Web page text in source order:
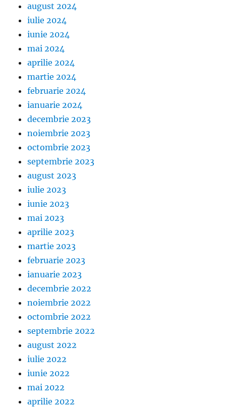
august 2024
iulie 2024
iunie 2024
mai 2024
aprilie 2024
martie 2024
februarie 2024
ianuarie 2024
decembrie 2023
noiembrie 2023
octombrie 2023
septembrie 2023
august 2023
iulie 2023
iunie 2023
mai 2023
aprilie 2023
martie 2023
februarie 2023
ianuarie 2023
decembrie 2022
noiembrie 2022
octombrie 2022
septembrie 2022
august 2022
iulie 2022
iunie 2022
mai 2022
aprilie 2022